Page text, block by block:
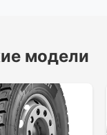
модели